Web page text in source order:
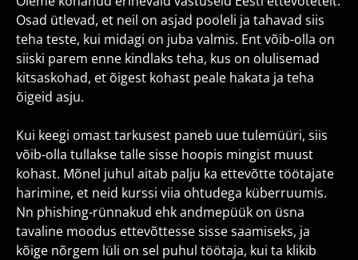
Osad ütlevad, et neil on asjad pooleli ja tahavad siis
teha teste, kui midagi on juba valmis. Ent võib-olla on
siiski parem enne kindlaks teha, kus on olulisemad
kitsaskohad, et õigest kohast peale hakata ja teha
õigeid asju.
Kui keegi omast tarkusest paneb uue tulemüüri, siis
võib-olla tullakse talle sisse hoopis mingist muust
kohast. Mõnel juhul aitab palju ka ettevõtte töötajate
harimine, et neid kurssi viia ohtudega küberruumis.
Nn phishing-rünnakud ehk andmepüük on üsna
tavaline moodus ettevõttesse sisse saamiseks, ja
kõige nõrgem lüli on sel puhul töötaja, kui ta klikib